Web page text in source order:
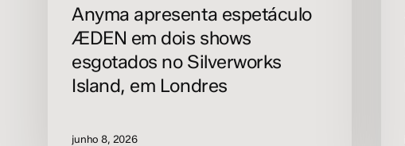
Anyma apresenta espetáculo
ÆDEN em dois shows
esgotados no Silverworks
Island, em Londres
junho 8, 2026